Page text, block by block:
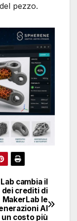
pezzo.
cambia il
dei crediti di
MakerLab le
AI
costo più